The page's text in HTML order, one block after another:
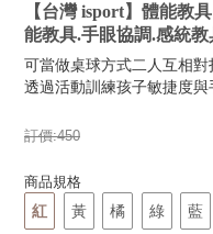
【台灣 isport】體能教
能教具.手眼協調.感統教
可當做桌球方式二人互相對
透過活動訓練孩子敏捷度與
訂價:450
商品規格
紅 黃 橘 綠 藍